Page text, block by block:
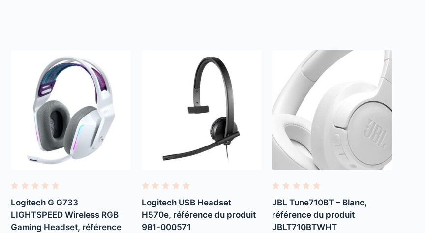
a
t
e
d
0
Logitech G G733
LIGHTSPEED Wireless RGB
Gaming Headset, référence
a
t
e
d
0
Logitech USB Headset
H570e, référence du produit
981-000571
a
t
e
d
0
JBL Tune710BT – Blanc,
référence du produit
JBLT710BTWHT